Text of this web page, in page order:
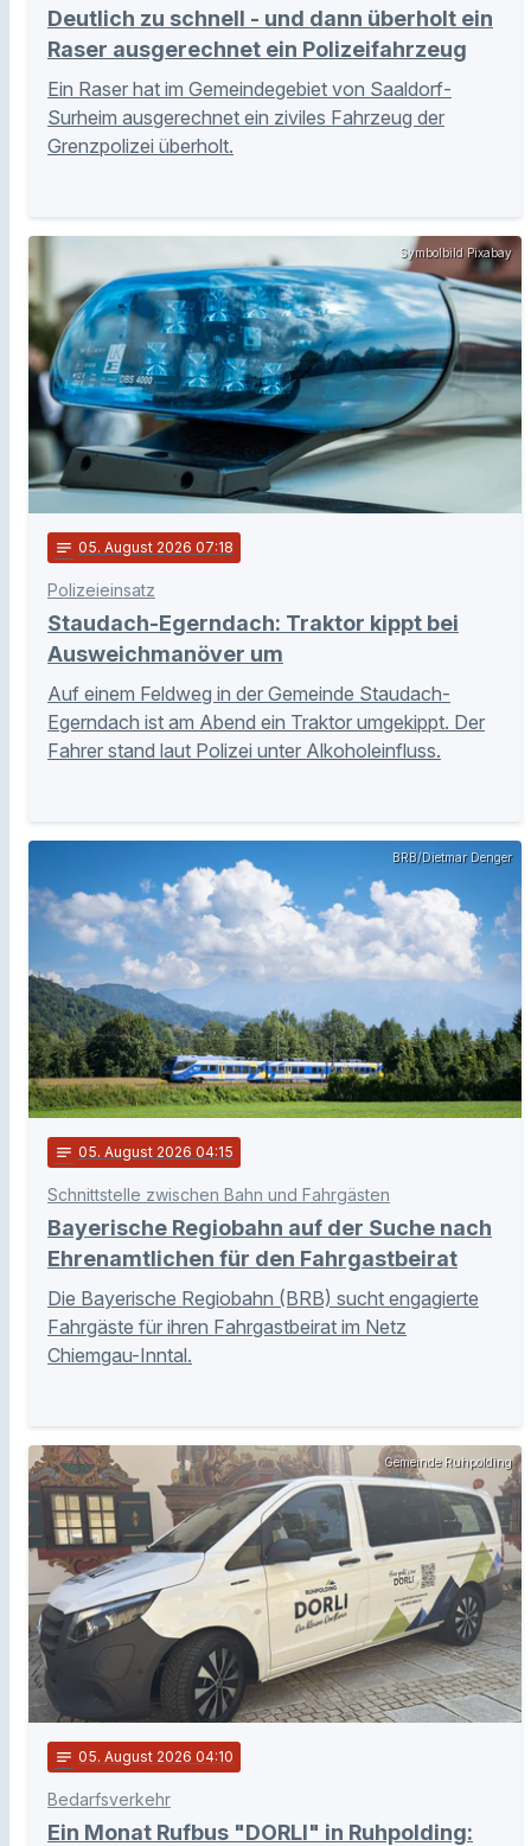
Deutlich zu schnell - und dann überholt ein
Raser ausgerechnet ein Polizeifahrzeug
Ein Raser hat im Gemeindegebiet von Saaldorf-
Surheim ausgerechnet ein ziviles Fahrzeug der
Grenzpolizei überholt.
Symbolbild Pixabay
notes 05. August 2026 07:18
Polizeieinsatz
Staudach-Egerndach: Traktor kippt bei
Ausweichmanöver um
Auf einem Feldweg in der Gemeinde Staudach-
Egerndach ist am Abend ein Traktor umgekippt. Der
Fahrer stand laut Polizei unter Alkoholeinfluss.
BRB/Dietmar Denger
notes 05. August 2026 04:15
Schnittstelle zwischen Bahn und Fahrgästen
Bayerische Regiobahn auf der Suche nach
Ehrenamtlichen für den Fahrgastbeirat
Die Bayerische Regiobahn (BRB) sucht engagierte
Fahrgäste für ihren Fahrgastbeirat im Netz
Chiemgau-Inntal.
Gemeinde Ruhpolding
notes 05. August 2026 04:10
Bedarfsverkehr
Ein Monat Rufbus "DORLI" in Ruhpolding: